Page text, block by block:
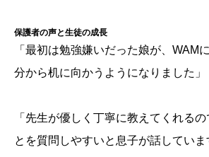
保護者の声と生徒の成長
「最初は勉強嫌いだった娘が、WAM
分から机に向かうようになりました」
「先生が優しく丁寧に教えてくれる
とを質問しやすいと息子が話していま